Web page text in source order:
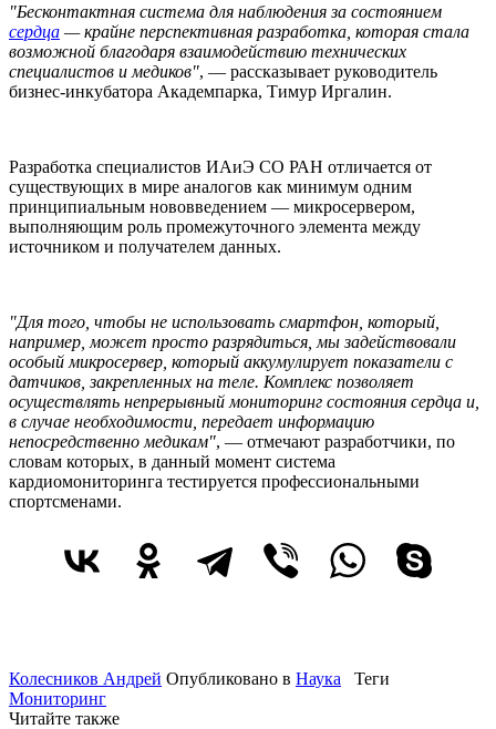
"Бесконтактная система для наблюдения за состоянием
сердца — крайне перспективная разработка, которая стала
возможной благодаря взаимодействию технических
специалистов и медиков", — рассказывает руководитель
бизнес-инкубатора Академпарка, Тимур Иргалин.
Разработка специалистов ИАиЭ СО РАН отличается от
существующих в мире аналогов как минимум одним
принципиальным нововведением — микросервером,
выполняющим роль промежуточного элемента между
источником и получателем данных.
"Для того, чтобы не использовать смартфон, который,
например, может просто разрядиться, мы задействовали
особый микросервер, который аккумулирует показатели с
датчиков, закрепленных на теле. Комплекс позволяет
осуществлять непрерывный мониторинг состояния сердца и,
в случае необходимости, передает информацию
непосредственно медикам", — отмечают разработчики, по
словам которых, в данный момент система
кардиомониторинга тестируется профессиональными
спортсменами.
Колесников Андрей Опубликовано в Наука Теги
Мониторинг
Читайте также